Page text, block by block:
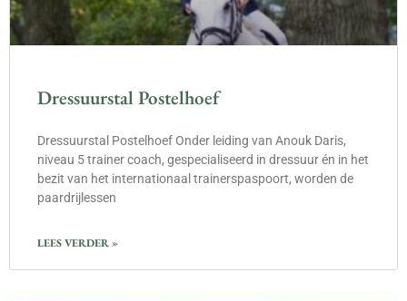
Dressuurstal Postelhoef
Dressuurstal Postelhoef Onder leiding van Anouk Daris,
niveau 5 trainer coach, gespecialiseerd in dressuur én in het
bezit van het internationaal trainerspaspoort, worden de
paardrijlessen
LEES VERDER »